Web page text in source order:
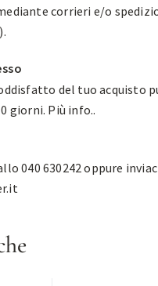
corrieri e/o
del tuo acquisto
giorni. Più info..
040 630242 oppure